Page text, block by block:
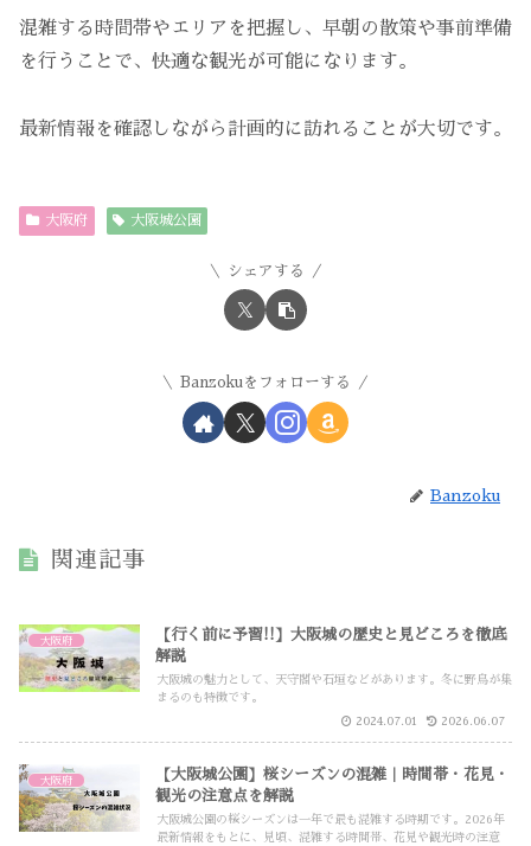
混雑する時間帯やエリアを把握し、早朝の散策や事前準備
を行うことで、快適な観光が可能になります。
最新情報を確認しながら計画的に訪れることが大切です。
大阪府 大阪城公園
シェアする
Banzokuをフォローする
Banzoku
関連記事
大阪府
【行く前に予習!!】大阪城の歴史と見どころを徹底
解説
大阪城の魅力として、天守閣や石垣などがあります。冬に野鳥が集
まるのも特徴です。
2024.07.01 2026.06.07
大阪府
【大阪城公園】桜シーズンの混雑｜時間帯・花見・
観光の注意点を解説
大阪城公園の桜シーズンは一年で最も混雑する時期です。2026年
最新情報をもとに、見頃、混雑する時間帯、花見や観光時の注意